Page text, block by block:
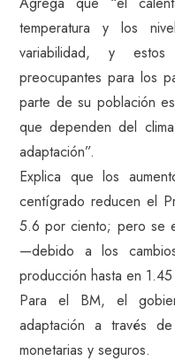
temperatura y los
variabilidad, y estos
preocupantes para los
parte de su población
que dependen del
adaptación”.
Explica que los
centígrado reducen el
5.6 por ciento; pero se
—debido a los
producción hasta en
Para el BM, el
adaptación a través
monetarias y seguros.